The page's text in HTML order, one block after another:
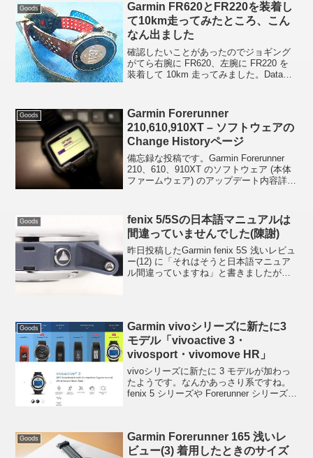
Goods
Garmin FR620とFR220を装着し
て10km走ってみたところ、こん
なん出ました
確認したいことがあったのでジョギング
がてら右腕に FR620、左腕に FR220 を
装着して 10km 走ってみました。Data
Goods
Garmin Forerunner
210,610,910XT – ソフトウェアの
Change Historyページ
備忘録な投稿です。Garmin Forerunner
210、610、910XT のソフトウェア (本体
ファームウェア) のアップデート内容詳細
Goods
fenix 5/5Sの日本語マニュアルは
間違っていませんでした(陳謝)
昨日投稿したGarmin fenix 5S 浅いレビュ
ー(12) に「それはそうと日本語マニュア
ル間違っていますね」と書きましたが、
Goods
Garmin vivoシリーズに新たに3
モデル「vivoactive 3・
vivosport・vivomove HR」
vivoシリーズに新たに 3 モデルが加わっ
たようです。なんかあっさり系ですね。
fenix 5 シリーズや Forerunner シリーズの
Goods
Garmin Forerunner 165 浅いレ
ビュー(3) 着用したときのサイズ